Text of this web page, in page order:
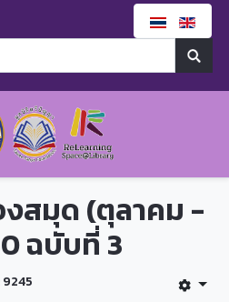
สมุด (ตุลาคม -
ฉบับที่ 3